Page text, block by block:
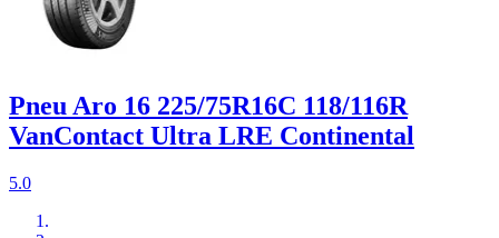
Pneu Aro 16 225/75R16C 118/116R
VanContact Ultra LRE Continental
5.0